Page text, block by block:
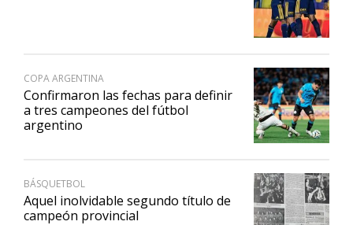
COPA ARGENTINA
Confirmaron las fechas para definir
a tres campeones del fútbol
argentino
BÁSQUETBOL
Aquel inolvidable segundo título de
campeón provincial